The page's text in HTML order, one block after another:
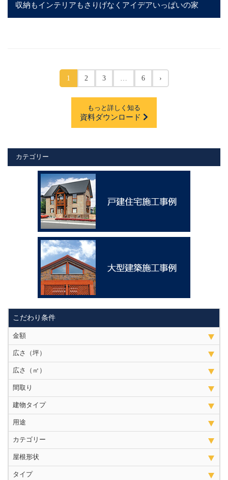
収納もインテリアもさりげなくアイデアいっぱいの家
1 2 3 … 6 ›
もっと詳しく知る
資料ダウンロード
カテゴリー
こだわり条件
金額
広さ（坪）
広さ（㎡）
間取り
建物タイプ
用途
カテゴリー
屋根形状
タイプ